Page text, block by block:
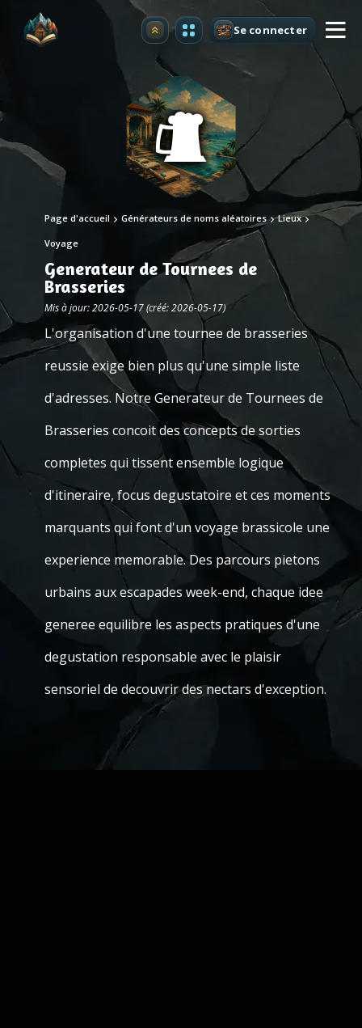
Premium Se connecter
Page d'accueil Générateurs de noms aléatoires Lieux
Voyage
Generateur de Tournees de
Brasseries
Mis à jour: 2026-05-17 (créé: 2026-05-17)
L'organisation d'une tournee de brasseries
reussie exige bien plus qu'une simple liste
d'adresses. Notre Generateur de Tournees de
Brasseries concoit des concepts de sorties
completes qui tissent ensemble logique
d'itineraire, focus degustatoire et ces moments
marquants qui font d'un voyage brassicole une
experience memorable. Des parcours pietons
urbains aux escapades week-end, chaque idee
generee equilibre les aspects pratiques d'une
degustation responsable avec le plaisir
sensoriel de decouvrir des nectars d'exception.